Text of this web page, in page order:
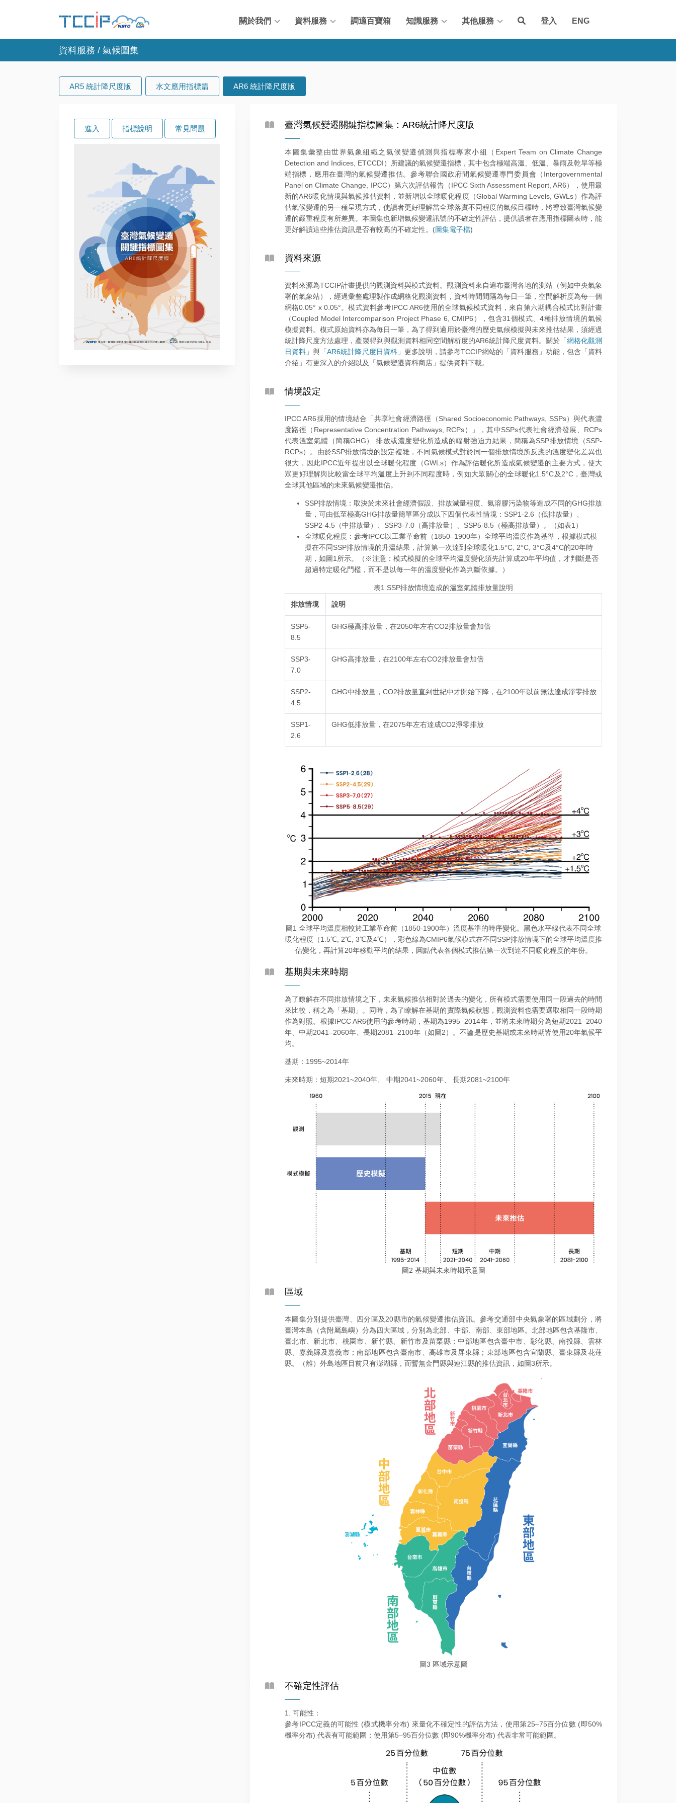
關於我們 資料服務 調適百寶箱 知識服務 其他服務 登入 ENG
資料服務 / 氣候圖集
AR5 統計降尺度版 水文應用指標篇 AR6 統計降尺度版
進入 指標說明 常見問題 臺灣氣候變遷關鍵指標圖集：AR6統計降尺度版
本圖集彙整由世界氣象組織之氣候變遷偵測與指標專家小組（Expert Team on Climate Change
Detection and Indices, ETCCDI）所建議的氣候變遷指標，其中包含極端高溫、低溫、暴雨及乾旱等極
端指標，應用在臺灣的氣候變遷推估。參考聯合國政府間氣候變遷專門委員會（Intergovernmental
Panel on Climate Change, IPCC）第六次評估報告（IPCC Sixth Assessment Report, AR6），使用最
新的AR6暖化情境與氣候推估資料，並新增以全球暖化程度（Global Warming Levels, GWLs）作為評
估氣候變遷的另一種呈現方式，使讀者更好理解當全球落實不同程度的氣候目標時，將導致臺灣氣候變
遷的嚴重程度有所差異。本圖集也新增氣候變遷訊號的不確定性評估，提供讀者在應用指標圖表時，能
更好解讀這些推估資訊是否有較高的不確定性。(圖集電子檔)
資料來源
資料來源為TCCIP計畫提供的觀測資料與模式資料。觀測資料來自遍布臺灣各地的測站（例如中央氣象
署的氣象站），經過彙整處理製作成網格化觀測資料，資料時間間隔為每日一筆，空間解析度為每一個
網格0.05° x 0.05°。模式資料參考IPCC AR6使用的全球氣候模式資料，來自第六期耦合模式比對計畫
（Coupled Model Intercomparison Project Phase 6, CMIP6），包含31個模式、4種排放情境的氣候
模擬資料。模式原始資料亦為每日一筆，為了得到適用於臺灣的歷史氣候模擬與未來推估結果，須經過
統計降尺度方法處理，產製得到與觀測資料相同空間解析度的AR6統計降尺度資料。關於「 網格化觀測
日資料 」與「AR6統計降尺度日資料」更多說明，請參考TCCIP網站的「資料服務」功能，包含「資料
介紹」有更深入的介紹以及「氣候變遷資料商店」提供資料下載。
情境設定
IPCC AR6採用的情境結合「共享社會經濟路徑（Shared Socioeconomic Pathways, SSPs）與代表濃
度路徑（Representative Concentration Pathways, RCPs）」，其中SSPs代表社會經濟發展、RCPs
代表溫室氣體（簡稱GHG） 排放或濃度變化所造成的輻射強迫力結果，簡稱為SSP排放情境（SSP‐
RCPs）。由於SSP排放情境的設定複雜，不同氣候模式對於同一個排放情境所反應的溫度變化差異也
很大，因此IPCC近年提出以全球暖化程度（GWLs）作為評估暖化所造成氣候變遷的主要方式，使大
眾更好理解與比較當全球平均溫度上升到不同程度時，例如大眾關心的全球暖化1.5°C及2°C，臺灣或
全球其他區域的未來氣候變遷推估。
SSP排放情境：取決於未來社會經濟假設、排放減量程度、氣溶膠污染物等造成不同的GHG排放
量，可由低至極高GHG排放量簡單區分成以下四個代表性情境：SSP1‐2.6（低排放量）、
SSP2‐4.5（中排放量）、SSP3‐7.0（高排放量）、SSP5‐8.5（極高排放量）。（如表1）
全球暖化程度：參考IPCC以工業革命前（1850–1900年）全球平均溫度作為基準，根據模式模
擬在不同SSP排放情境的升溫結果，計算第一次達到全球暖化1.5°C, 2°C, 3°C及4°C的20年時
期，如圖1所示。（※注意：模式模擬的全球平均溫度變化須先計算成20年平均值，才判斷是否
超過特定暖化門檻，而不是以每一年的溫度變化作為判斷依據。）
表1 SSP排放情境造成的溫室氣體排放量說明
排放情境 說明
SSP5-
8.5
GHG極高排放量，在2050年左右CO2排放量會加倍
SSP3-
7.0
GHG高排放量，在2100年左右CO2排放量會加倍
SSP2-
4.5
GHG中排放量，CO2排放量直到世紀中才開始下降，在2100年以前無法達成淨零排放
SSP1-
2.6
GHG低排放量，在2075年左右達成CO2淨零排放
圖1 全球平均溫度相較於工業革命前（1850-1900年）溫度基準的時序變化。黑色水平線代表不同全球
暖化程度（1.5℃, 2℃, 3℃及4℃），彩色線為CMIP6氣候模式在不同SSP排放情境下的全球平均溫度推
估變化，再計算20年移動平均的結果，圓點代表各個模式推估第一次到達不同暖化程度的年份。
基期與未來時期
為了瞭解在不同排放情境之下，未來氣候推估相對於過去的變化，所有模式需要使用同一段過去的時間
來比較，稱之為「基期」。同時，為了瞭解在基期的實際氣候狀態，觀測資料也需要選取相同一段時期
作為對照。根據IPCC AR6使用的參考時期，基期為1995–2014年，並將未來時期分為短期2021–2040
年、中期2041–2060年、長期2081–2100年（如圖2）。不論是歷史基期或未來時期皆使用20年氣候平
均。
基期：1995~2014年
未來時期：短期2021~2040年、 中期2041~2060年、 長期2081~2100年
圖2 基期與未來時期示意圖
區域
本圖集分別提供臺灣、四分區及20縣市的氣候變遷推估資訊。參考交通部中央氣象署的區域劃分，將
臺灣本島（含附屬島嶼）分為四大區域，分別為北部、中部、南部、東部地區。北部地區包含基隆市、
臺北市、新北市、桃園市、新竹縣、新竹市及苗栗縣；中部地區包含臺中市、彰化縣、南投縣、雲林
縣、嘉義縣及嘉義市；南部地區包含臺南市、高雄市及屏東縣；東部地區包含宜蘭縣、臺東縣及花蓮
縣。（離）外島地區目前只有澎湖縣，而暫無金門縣與連江縣的推估資訊，如圖3所示。
圖3 區域示意圖
不確定性評估
1. 可能性：
參考IPCC定義的可能性 (模式機率分布) 來量化不確定性的評估方法，使用第25–75百分位數 (即50%
機率分布) 代表有可能範圍；使用第5–95百分位數 (即90%機率分布) 代表非常可能範圍。